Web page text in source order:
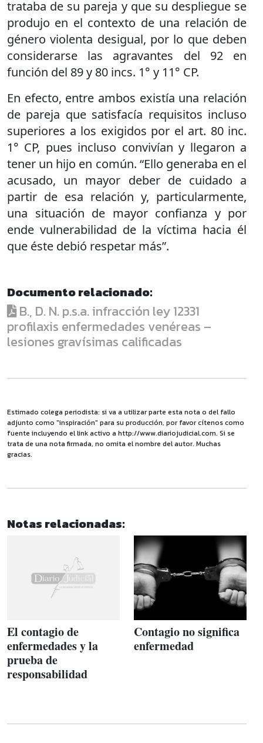
trataba de su pareja y que su despliegue se
produjo en el contexto de una relación de
género violenta desigual, por lo que deben
considerarse las agravantes del 92 en
función del 89 y 80 incs. 1° y 11° CP.
En efecto, entre ambos existía una relación
de pareja que satisfacía requisitos incluso
superiores a los exigidos por el art. 80 inc.
1° CP, pues incluso convivían y llegaron a
tener un hijo en común. “Ello generaba en el
acusado, un mayor deber de cuidado a
partir de esa relación y, particularmente,
una situación de mayor confianza y por
ende vulnerabilidad de la víctima hacia él
que éste debió respetar más”.
Documento relacionado:
B., D. N. p.s.a. infracción ley 12331
profilaxis enfermedades venéreas –
lesiones gravísimas calificadas
Estimado colega periodista: si va a utilizar parte esta nota o del fallo
adjunto como "inspiración" para su producción, por favor cítenos como
fuente incluyendo el link activo a http://www.diariojudicial.com. Si se
trata de una nota firmada, no omita el nombre del autor. Muchas
gracias.
Notas relacionadas:
El contagio de
enfermedades y la
prueba de
responsabilidad
Contagio no significa
enfermedad